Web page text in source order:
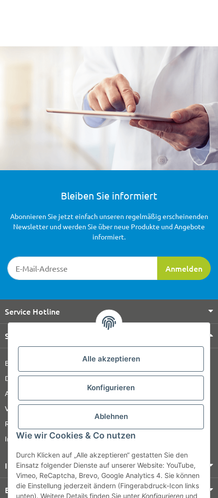
Alle akzeptieren
Konfigurieren
Ablehnen
Wie wir Cookies & Co nutzen
Durch Klicken auf „Alle akzeptieren“ gestatten Sie den
Einsatz folgender Dienste auf unserer Website: YouTube,
Vimeo, ReCaptcha, Brevo, Google Analytics 4. Sie können
die Einstellung jederzeit ändern (Fingerabdruck-Icon links
unten). Weitere Details finden Sie unter Konfigurieren und
Bleiben Sie informiert
Newsletter-Registrierung
Anmelden
Abonnieren Sie jetzt einfach unseren regelmäßig erscheinenden
Newsletter und werden Sie über neue Produkte und Angebote
informiert.
Service Hotline
Shop Service
Barrierefreiheitserklärung
Datenschutz
AGB
Versandinformationen
Retour
Impressum
Informationen
Bezahlung & Versand